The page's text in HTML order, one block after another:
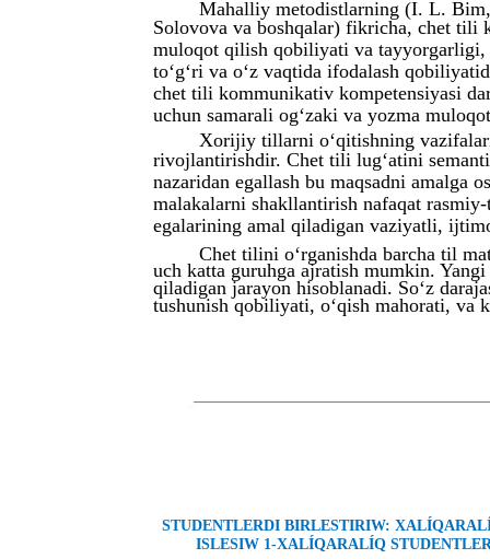
Mahalliy metodistlarning (I. L.
Solovova va boshqalar) fikricha, chet tili
muloqot qilish qobiliyati va tayyorgarligi,
to‘g‘ri va o‘z vaqtida ifodalash
chet tili kommunikativ kompetensiyasi
uchun samarali og‘zaki va yozma
Xorijiy tillarni o‘qitishning
rivojlantirishdir. Chet tili lug‘atini
nazaridan egallash bu maqsadni amalga
malakalarni shakllantirish nafaqat
egalarining amal qiladigan vaziyatli,
Chet tilini o‘rganishda barcha til
uch katta guruhga ajratish mumkin.
qiladigan jarayon hisoblanadi. So‘z
tushunish qobiliyati, o‘qish mahorati,
STUDENTLERDI BIRLESTIRIW:
ISLESIW 1-XALÍQARALÍQ